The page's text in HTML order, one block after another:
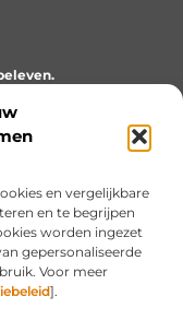
en vergelijkbare
en te begrijpen
worden ingezet
gepersonaliseerde
Voor meer
].